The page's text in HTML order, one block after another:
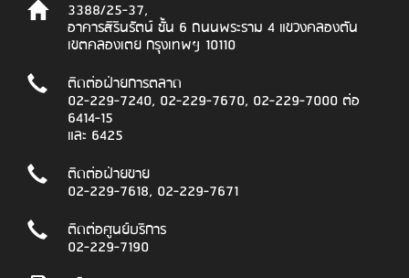
3388/25-37,
อาคารสิรินรัตน์ ชั้น 6 ถนนพระราม 4 แขวงคลองตัน
เขตคลองเตย กรุงเทพฯ 10110
ติดต่อฝ่ายการตลาด
02-229-7240, 02-229-7670, 02-229-7000 ต่อ
6414-15
และ 6425
ติดต่อฝ่ายขาย
02-229-7618, 02-229-7671
ติดต่อศูนย์บริการ
02-229-7190